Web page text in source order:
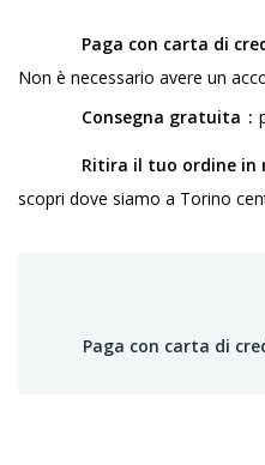
Paga con carta di
Non è necessario avere un
Consegna gratuita
Ritira il tuo ordine in
scopri dove siamo a Torino
Paga con carta di